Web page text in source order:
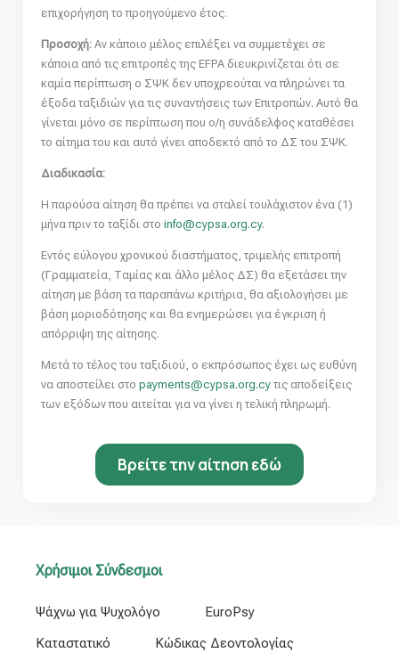
επιχορήγηση το προηγούμενο έτος.
Προσοχή: Αν κάποιο μέλος επιλέξει να συμμετέχει σε
κάποια από τις επιτροπές της EFPA διευκρινίζεται ότι σε
καμία περίπτωση ο ΣΨΚ δεν υποχρεούται να πληρώνει τα
έξοδα ταξιδιών για τις συναντήσεις των Επιτροπών. Αυτό θα
γίνεται μόνο σε περίπτωση που ο/η συνάδελφος καταθέσει
το αίτημα του και αυτό γίνει αποδεκτό από το ΔΣ του ΣΨΚ.
Διαδικασία:
Η παρούσα αίτηση θα πρέπει να σταλεί τουλάχιστον ένα (1)
μήνα πριν το ταξίδι στο info@cypsa.org.cy.
Εντός εύλογου χρονικού διαστήματος, τριμελής επιτροπή
(Γραμματεία, Ταμίας και άλλο μέλος ΔΣ) θα εξετάσει την
αίτηση με βάση τα παραπάνω κριτήρια, θα αξιολογήσει με
βάση μοριοδότησης και θα ενημερώσει για έγκριση ή
απόρριψη της αίτησης.
Μετά το τέλος του ταξιδιού, ο εκπρόσωπος έχει ως ευθύνη
να αποστείλει στο payments@cypsa.org.cy τις αποδείξεις
των εξόδων που αιτείται για να γίνει η τελική πληρωμή.
Βρείτε την αίτηση εδώ
Χρήσιμοι Σύνδεσμοι
Ψάχνω για Ψυχολόγο
EuroPsy
Καταστατικό
Κώδικας Δεοντολογίας